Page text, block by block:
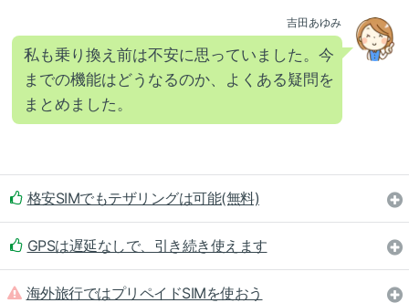
吉田あゆみ
私も乗り換え前は不安に思っていました。今
までの機能はどうなるのか、よくある疑問を
まとめました。
格安SIMでもテザリングは可能(無料)
GPSは遅延なしで、引き続き使えます
海外旅行ではプリペイドSIMを使おう